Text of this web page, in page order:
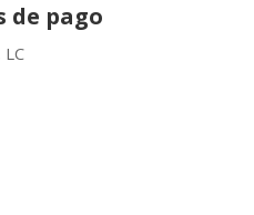
de pago
LC